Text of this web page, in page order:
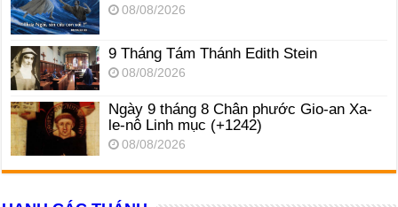
08/08/2026
9 Tháng Tám Thánh Edith Stein
08/08/2026
Ngày 9 tháng 8 Chân phước Gio-an Xa-
le-nô Linh mục (+1242)
08/08/2026